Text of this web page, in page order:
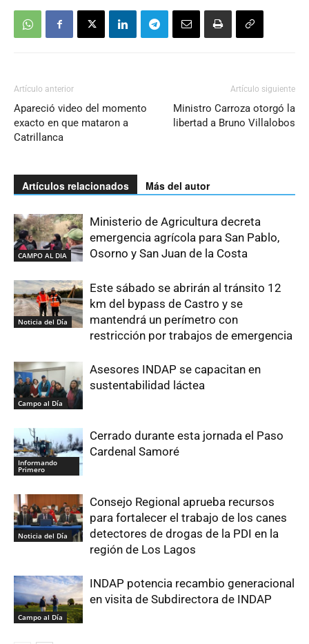
Artículo anterior
Apareció video del momento
exacto en que mataron a
Catrillanca
Artículo siguiente
Ministro Carroza otorgó la
libertad a Bruno Villalobos
Artículos relacionados Más del autor
CAMPO AL DIA
Ministerio de Agricultura decreta
emergencia agrícola para San Pablo,
Osorno y San Juan de la Costa
Noticia del Día
Este sábado se abrirán al tránsito 12
km del bypass de Castro y se
mantendrá un perímetro con
restricción por trabajos de emergencia
Campo al Día
Asesores INDAP se capacitan en
sustentabilidad láctea
Informando
Primero
Cerrado durante esta jornada el Paso
Cardenal Samoré
Noticia del Día
Consejo Regional aprueba recursos
para fortalecer el trabajo de los canes
detectores de drogas de la PDI en la
región de Los Lagos
Campo al Día
INDAP potencia recambio generacional
en visita de Subdirectora de INDAP